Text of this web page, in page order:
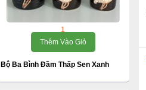
1
Thêm Vào Giỏ
Bộ Ba Bình Đầm Thấp Sen Xanh